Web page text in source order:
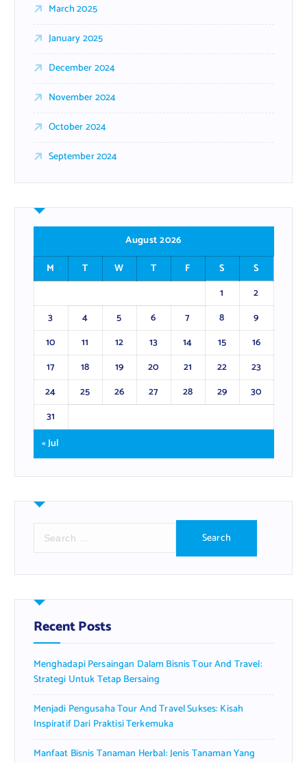
March 2025
January 2025
December 2024
November 2024
October 2024
September 2024
August 2026
M
T W T F S
S
1
2
3
4 5 6 7 8
9
10
11 12 13 14 15
16
17
18 19 20 21 22
23
24
25 26 27 28 29
30
31
« Jul
r
h
f
o
:
Recent Posts
Menghadapi Persaingan Dalam Bisnis Tour And Travel:
Strategi Untuk Tetap Bersaing
Menjadi Pengusaha Tour And Travel Sukses: Kisah
Inspiratif Dari Praktisi Terkemuka
Manfaat Bisnis Tanaman Herbal: Jenis Tanaman Yang